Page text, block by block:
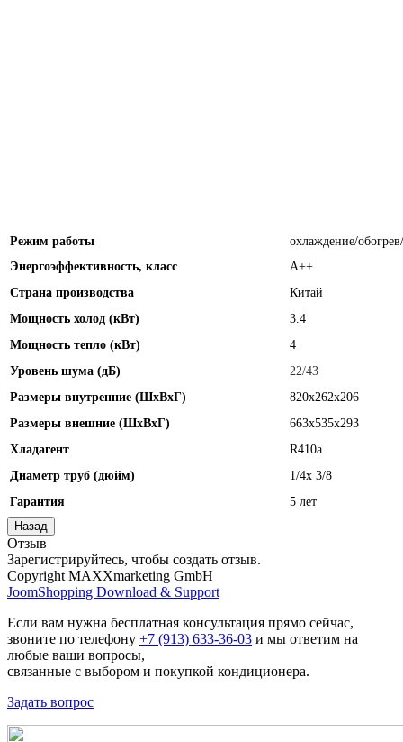
Режим работы
охлаждение/
Энергоэффективность, класс
А++
Страна производства
Китай
Мощность холод (кВт)
3.4
Мощность тепло (кВт)
4
Уровень шума (дБ)
22/43
Размеры внутренние (ШхВхГ)
820x262x206
Размеры внешние (ШхВхГ)
663x535x293
Хладагент
R410а
Диаметр труб (дюйм)
1/4x 3/8
Гарантия
5 лет
Отзыв
Зарегистрируйтесь, чтобы создать отзыв.
Copyright MAXXmarketing GmbH
JoomShopping Download & Support
Если вам нужна бесплатная консультация прямо сейчас,
звоните по телефону +7 (913) 633-36-03 и мы ответим на
любые ваши вопросы,
связанные с выбором и покупкой кондиционера.
Задать вопрос